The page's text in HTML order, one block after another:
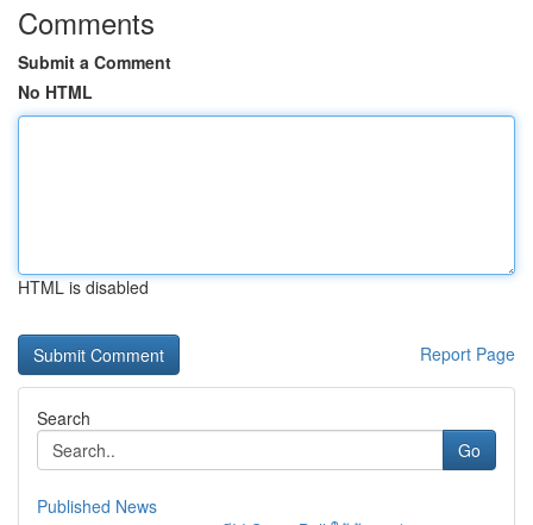
Comments
Submit a Comment
No HTML
HTML is disabled
Report Page
Search
Go
Published News